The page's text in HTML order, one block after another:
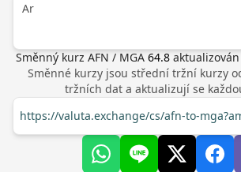
Ar
Směnný kurz AFN / MGA 64.8
Směnné kurzy jsou střední tržní kurzy
tržních dat a aktualizují se
https://valuta.exchange/cs/afn-to-